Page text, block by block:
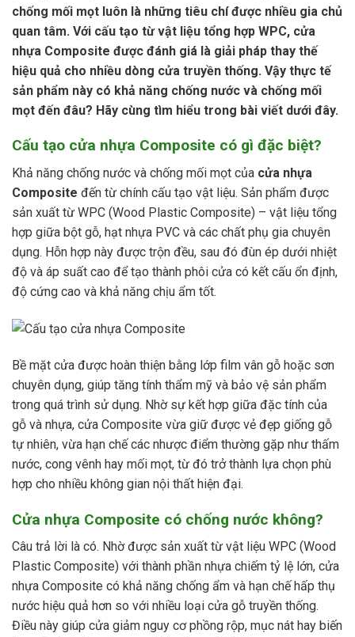
chống mối mọt luôn là những tiêu chí được nhiều gia chủ
quan tâm. Với cấu tạo từ vật liệu tổng hợp WPC, cửa
nhựa Composite được đánh giá là giải pháp thay thế
hiệu quả cho nhiều dòng cửa truyền thống. Vậy thực tế
sản phẩm này có khả năng chống nước và chống mối
mọt đến đâu? Hãy cùng tìm hiểu trong bài viết dưới đây.
Cấu tạo cửa nhựa Composite có gì đặc biệt?
Khả năng chống nước và chống mối mọt của cửa nhựa
Composite đến từ chính cấu tạo vật liệu. Sản phẩm được
sản xuất từ WPC (Wood Plastic Composite) – vật liệu tổng
hợp giữa bột gỗ, hạt nhựa PVC và các chất phụ gia chuyên
dụng. Hỗn hợp này được trộn đều, sau đó đùn ép dưới nhiệt
độ và áp suất cao để tạo thành phôi cửa có kết cấu ổn định,
độ cứng cao và khả năng chịu ẩm tốt.
Bề mặt cửa được hoàn thiện bằng lớp film vân gỗ hoặc sơn
chuyên dụng, giúp tăng tính thẩm mỹ và bảo vệ sản phẩm
trong quá trình sử dụng. Nhờ sự kết hợp giữa đặc tính của
gỗ và nhựa, cửa Composite vừa giữ được vẻ đẹp giống gỗ
tự nhiên, vừa hạn chế các nhược điểm thường gặp như thấm
nước, cong vênh hay mối mọt, từ đó trở thành lựa chọn phù
hợp cho nhiều không gian nội thất hiện đại.
Cửa nhựa Composite có chống nước không?
Câu trả lời là có. Nhờ được sản xuất từ vật liệu WPC (Wood
Plastic Composite) với thành phần nhựa chiếm tỷ lệ lớn, cửa
nhựa Composite có khả năng chống ẩm và hạn chế hấp thụ
nước hiệu quả hơn so với nhiều loại cửa gỗ truyền thống.
Điều này giúp cửa giảm nguy cơ phồng rộp, mục nát hay biến